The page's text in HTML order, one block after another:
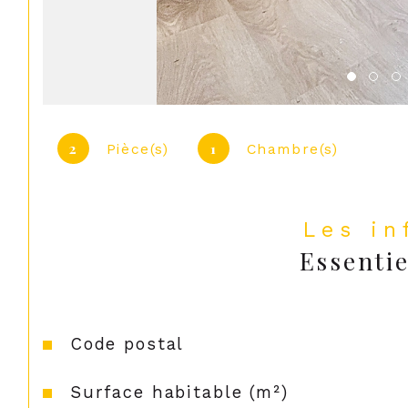
2 Pièce(s) 1 Chambre(s)
Les
Caractéristiques Valeurs
Code postal
Surface habitable (m²)